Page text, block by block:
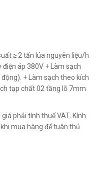
≥ 2 tấn lúa nguyên liệu/h
áp 380V + Làm sạch
+ Làm sạch theo kích
tạp chất 02 tầng lỗ 7mm
phải tính thuế VAT. Kính
mua hàng để tuân thủ